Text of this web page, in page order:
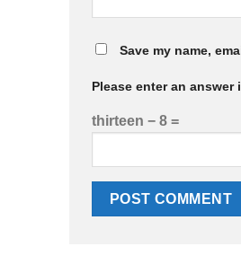
Save my name,
Please enter an answer
thirteen − 8 =